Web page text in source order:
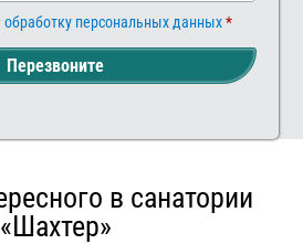
обработку персональных данных
Перезвоните
в санатории
«Шахтер»